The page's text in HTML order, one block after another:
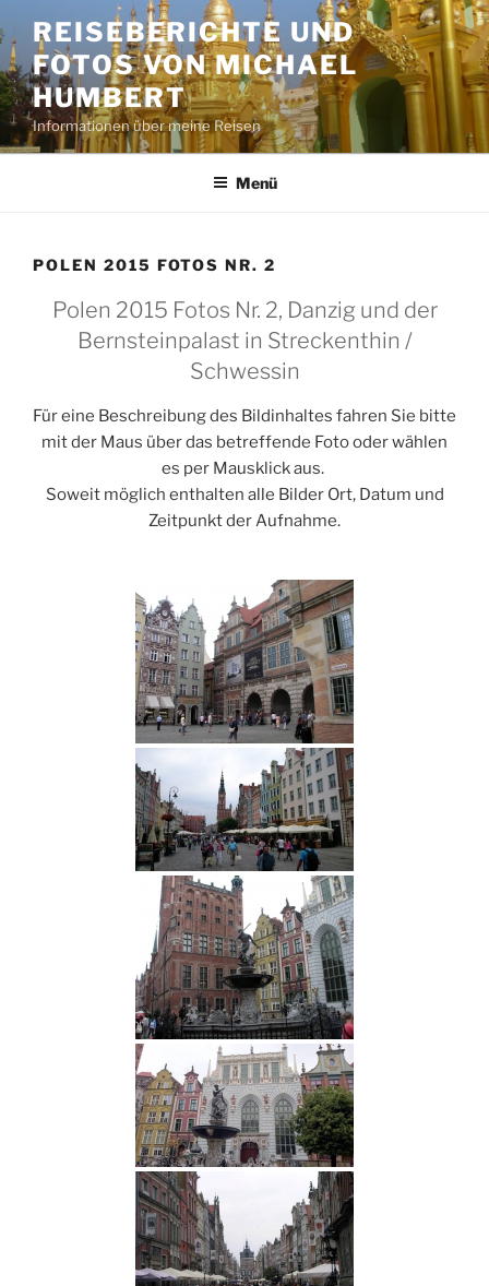
Inhalt
springen
REISEBERICHTE UND
FOTOS VON MICHAEL
HUMBERT
Informationen über meine Reisen
Menü
POLEN 2015 FOTOS NR. 2
Polen 2015 Fotos Nr. 2, Danzig und der
Bernsteinpalast in Streckenthin /
Schwessin
Für eine Beschreibung des Bildinhaltes fahren Sie bitte
mit der Maus über das betreffende Foto oder wählen
es per Mausklick aus.
Soweit möglich enthalten alle Bilder Ort, Datum und
Zeitpunkt der Aufnahme.